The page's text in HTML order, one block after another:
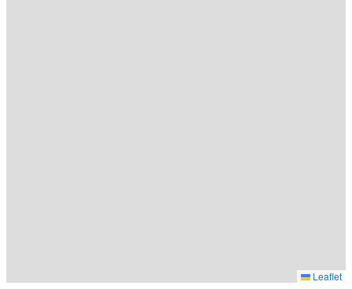
Leaflet